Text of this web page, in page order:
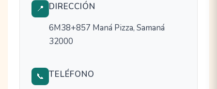
📍 DIRECCIÓN
6M38+857 Maná Pizza, Samaná
32000
📞 TELÉFONO